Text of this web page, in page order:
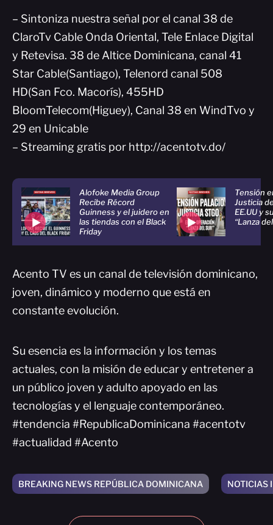
– Sintoniza nuestra señal por el canal 38 de
ClaroTv Cable Onda Oriental, Tele Enlace Digital
y Retevisa. 38 de Altice Dominicana, canal 41
Star Cable(Santiago), Telenord canal 508
HD(San Fco. Macorís), 455HD
BloomTelecom(Higuey), Canal 38 en WindTvo y
29 en Unicable
– Streaming gratis por http://acentotv.do/
Alofoke Media Group
Recibe Récord
Guinness y el juidero en
las tiendas con el Black
Friday
Tensión
Justicia
EE.UU y
“Lanza
Acento TV es un canal de televisión dominicano,
joven, dinámico y moderno que está en
constante evolución.
Su esencia es la información y los temas
actuales, con la misión de educar y entretener a
un público joven y adulto apoyado en las
tecnologías y el lenguaje contemporáneo.
#tendencia #RepublicaDominicana #acentotv
#actualidad #Acento
BREAKING NEWS REPÚBLICA DOMINICANA NOTICIAS